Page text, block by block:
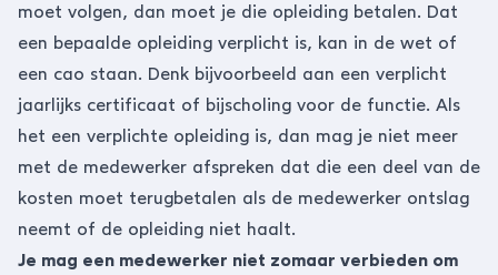
moet volgen, dan moet je die opleiding betalen. Dat
een bepaalde opleiding verplicht is, kan in de wet of
een cao staan. Denk bijvoorbeeld aan een verplicht
jaarlijks certificaat of bijscholing voor de functie. Als
het een verplichte opleiding is, dan mag je niet meer
met de medewerker afspreken dat die een deel van de
kosten moet terugbetalen als de medewerker ontslag
neemt of de opleiding niet haalt.
Je mag een medewerker niet zomaar verbieden om